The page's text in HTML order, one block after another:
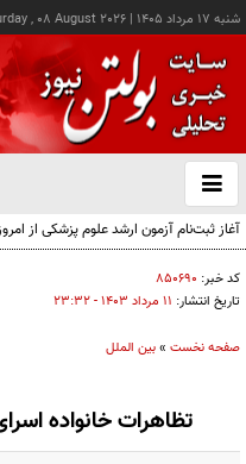
شنبه ۱۷ مرداد ۱۴۰۵ |
, 08 August 2026
باز
و
آغاز ثبت‌نام آزمون ارشد علوم پزشکی از
کد خبر: ۸۵۰۶۹۰
تاریخ انتشار: ۱۱ مرداد ۱۴۰۳ - ۲۳:۳۲
صفحه نخست »بین الملل
تظاهرات خانواده